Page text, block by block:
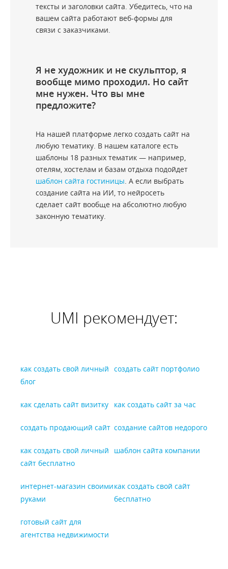
тексты и заголовки сайта. Убедитесь, что на
вашем сайта работают веб-формы для
связи с заказчиками.
Я не художник и не скульптор, я
вообще мимо проходил. Но сайт
мне нужен. Что вы мне
предложите?
На нашей платформе легко создать сайт на
любую тематику. В нашем каталоге есть
шаблоны 18 разных тематик — например,
отелям, хостелам и базам отдыха подойдет
шаблон сайта гостиницы. А если выбрать
создание сайта на ИИ, то нейросеть
сделает сайт вообще на абсолютно любую
законную тематику.
UMI рекомендует:
как создать свой личный
блог
создать сайт портфолио
как сделать сайт визитку как создать сайт за час
создать продающий сайт создание сайтов недорого
как создать свой личный
сайт бесплатно
шаблон сайта компании
интернет-магазин своими
руками
как создать свой сайт
бесплатно
готовый сайт для
агентства недвижимости